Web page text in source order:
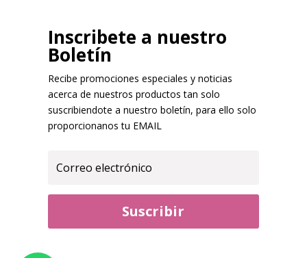
Inscribete a nuestro
Boletín
Recibe promociones especiales y noticias
acerca de nuestros productos tan solo
suscribiendote a nuestro boletín, para ello solo
proporcionanos tu EMAIL
Suscribir